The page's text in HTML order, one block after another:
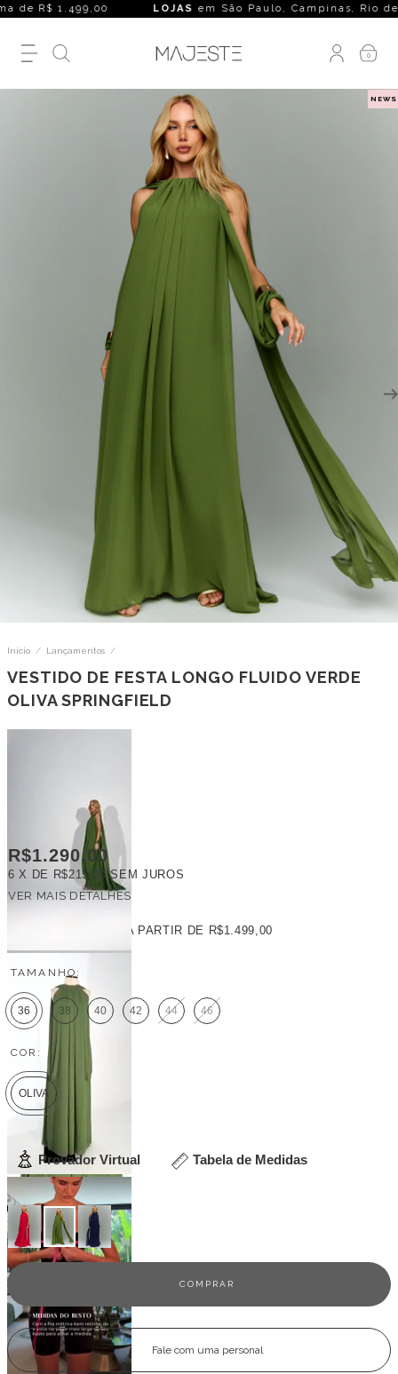
de R$ 1.499,00 LOJASem São Paulo, Campinas, Rio de
0
NEWS
Início / Lançamentos /
VESTIDO DE FESTA LONGO FLUIDO VERDE
OLIVA SPRINGFIELD
R$1.290,00
6 X DE R$215,00 SEM JUROS
VER MAIS DETALHES
A PARTIR DE R$1.499,00
TAMANHO:
36 38 40 42 44 46
COR:
OLIVA
Provador Virtual Tabela de Medidas
Veja outras opções
Fale com uma personal